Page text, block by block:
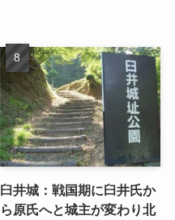
臼井城：戦国期に臼井氏か
ら原氏へと城主が変わり北